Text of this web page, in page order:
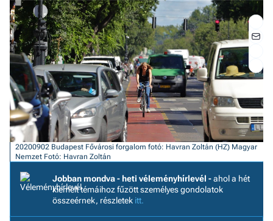
20200902 Budapest Fővárosi forgalom fotó: Havran Zoltán (HZ) Magyar
Nemzet Fotó: Havran Zoltán
Jobban mondva - heti véleményhírlevél -ahol a hét
kiemelt témáihoz fűzött személyes gondolatok
összeérnek, részletek itt.